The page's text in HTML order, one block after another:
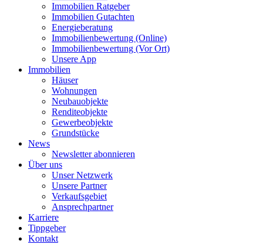
Immobilien Ratgeber
Immobilien Gutachten
Energieberatung
Immobilienbewertung (Online)
Immobilienbewertung (Vor Ort)
Unsere App
Immobilien
Häuser
Wohnungen
Neubauobjekte
Renditeobjekte
Gewerbeobjekte
Grundstücke
News
Newsletter abonnieren
Über uns
Unser Netzwerk
Unsere Partner
Verkaufsgebiet
Ansprechpartner
Karriere
Tippgeber
Kontakt